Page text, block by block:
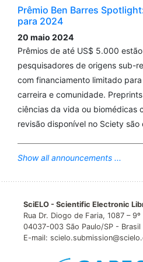
Prêmio Ben Barres
para 2024
20 maio 2024
Prêmios de até US$ 5.000
pesquisadores de origens sub-
com financiamento limitado
carreira e comunidade.
ciências da vida ou biomédicas
revisão disponível no Sciety são
Show all announcements ...
SciELO - Scientific Electronic
Rua Dr. Diogo de Faria, 1087 –
04037-003 São Paulo/SP - Brasil
E-mail: